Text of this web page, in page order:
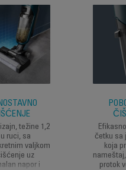
težine 1,2
ruci, sa
valjkom
uz
napor i
četku sa
koja
protok